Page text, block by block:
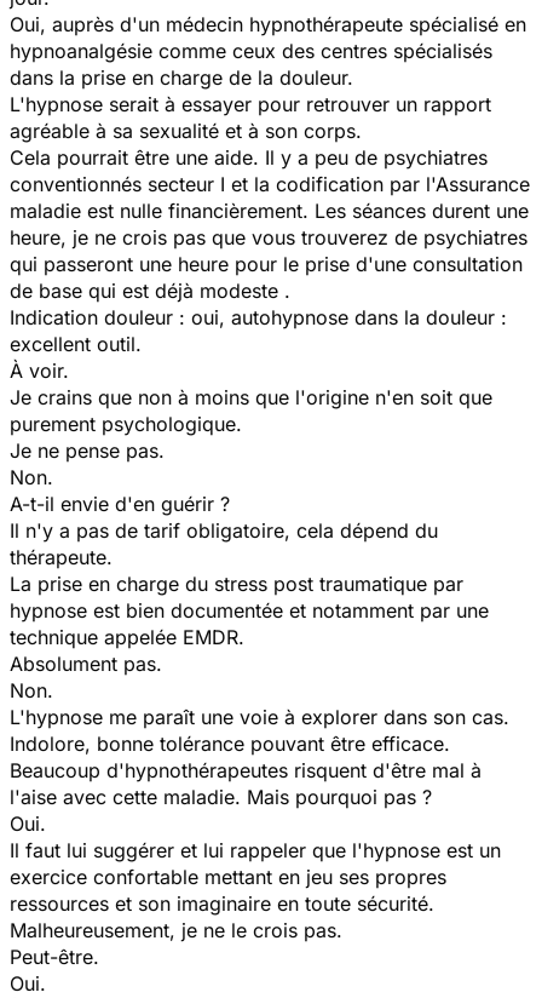
Oui, auprès d'un médecin hypnothérapeute spécialisé en
hypnoanalgésie comme ceux des centres spécialisés
dans la prise en charge de la douleur.
L'hypnose serait à essayer pour retrouver un rapport
agréable à sa sexualité et à son corps.
Cela pourrait être une aide. Il y a peu de psychiatres
conventionnés secteur I et la codification par l'Assurance
maladie est nulle financièrement. Les séances durent une
heure, je ne crois pas que vous trouverez de psychiatres
qui passeront une heure pour le prise d'une consultation
de base qui est déjà modeste .
Indication douleur : oui, autohypnose dans la douleur :
excellent outil.
À voir.
Je crains que non à moins que l'origine n'en soit que
purement psychologique.
Je ne pense pas.
Non.
A-t-il envie d'en guérir ?
Il n'y a pas de tarif obligatoire, cela dépend du
thérapeute.
La prise en charge du stress post traumatique par
hypnose est bien documentée et notamment par une
technique appelée EMDR.
Absolument pas.
Non.
L'hypnose me paraît une voie à explorer dans son cas.
Indolore, bonne tolérance pouvant être efficace.
Beaucoup d'hypnothérapeutes risquent d'être mal à
l'aise avec cette maladie. Mais pourquoi pas ?
Oui.
Il faut lui suggérer et lui rappeler que l'hypnose est un
exercice confortable mettant en jeu ses propres
ressources et son imaginaire en toute sécurité.
Malheureusement, je ne le crois pas.
Peut-être.
Oui.